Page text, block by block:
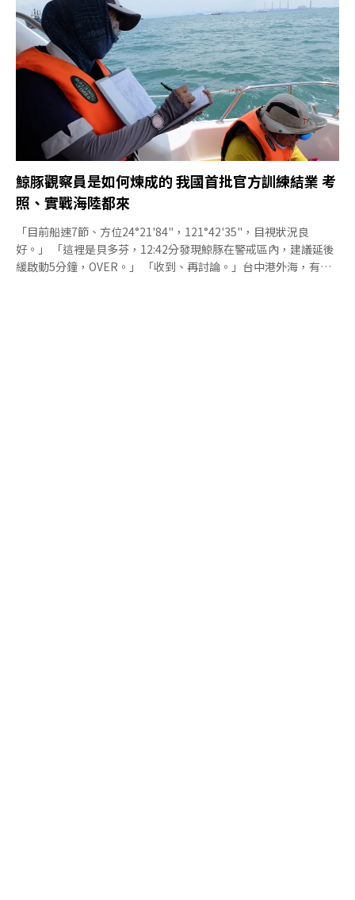
辦的鯨豚觀察員課程正式開訓。鯨豚觀察員踏出第一步，但鯨豚觀
察員真的能捍衛海上鯨豚嗎？2019年6月21日，施工中的海洋風電
（Formosa I）被環團踢爆違反環評承諾，在沒有鯨豚觀察員的狀
態進行打樁工程。眾所期待的鯨豚觀察員被掀開一個缺口。實際
上，缺口不只一個…。一、別誤解了——鯨豚觀察員「無權」命令
停止打樁「不管是英國、美國、台灣，都『沒有』授權讓鯨豚觀察
員直接命令停工的權利。」積極協助台灣鯨豚觀察員起步的中華鯨
豚協會秘書長李宗翰直言，一般人想像中的鯨豚觀察員與實際有很
大的差距。
鯨豚觀察員是如何煉成的 我國首批官方訓練結業 考
照、實戰海陸都來
「目前船速7節、方位24°21'84"，121°42'35"，目視狀況良
好。」 「這裡是貝多芬，12:42分發現鯨豚在警戒區內，建議延後
緩啟動5分鐘，OVER。」 「收到、再討論。」台中港外海，有人